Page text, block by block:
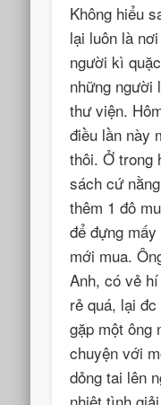
Không hiểu
lại luôn là
người kì
những người
thư viện.
điều lần này
thôi. Ở trong
sách cứ
thêm 1 đô
để đựng
mới mua.
Anh, có vẻ
rẻ quá, lại
gặp một ông
chuyện với
dỏng tai lên